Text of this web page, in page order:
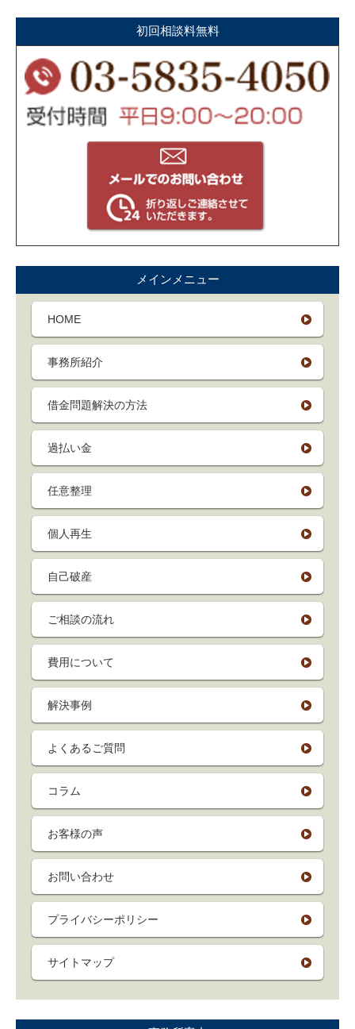
初回相談料無料
メインメニュー
HOME
事務所紹介
借金問題解決の方法
過払い金
任意整理
個人再生
自己破産
ご相談の流れ
費用について
解決事例
よくあるご質問
コラム
お客様の声
お問い合わせ
プライバシーポリシー
サイトマップ